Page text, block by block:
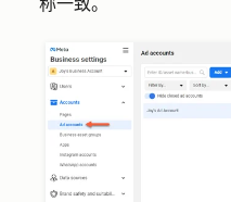
称一致。